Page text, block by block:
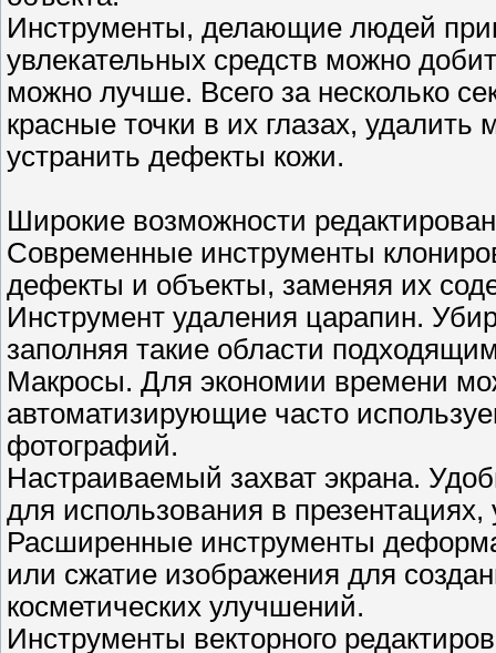
Инструменты, делающие людей
увлекательных средств можно
можно лучше. Всего за несколько
красные точки в их глазах,
устранить дефекты кожи.
Широкие возможности
Современные инструменты
дефекты и объекты, заменяя их
Инструмент удаления царапин.
заполняя такие области
Макросы. Для экономии времени
автоматизирующие часто
фотографий.
Настраиваемый захват экрана.
для использования в
Расширенные инструменты
или сжатие изображения для
косметических улучшений.
Инструменты векторного